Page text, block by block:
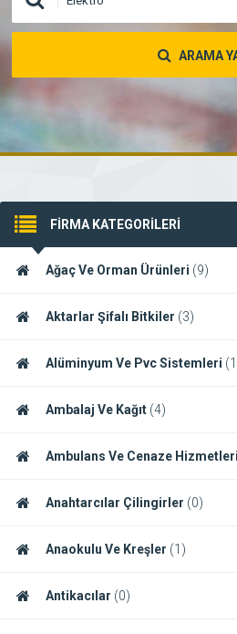
ARAMA
FİRMA KATEGORİLERİ
Ağaç Ve Orman Ürünleri (9)
Aktarlar Şifalı Bitkiler (3)
Alüminyum Ve Pvc Sistemleri
Ambalaj Ve Kağıt (4)
Ambulans Ve Cenaze Hizmetleri
Anahtarcılar Çilingirler (0)
Anaokulu Ve Kreşler (1)
Antikacılar (0)